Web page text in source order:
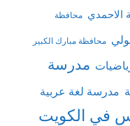
الاحمدي محافظة
محافظة مبارك الكبير
مدرسة
مدرسة لغة عربية
في الكويت